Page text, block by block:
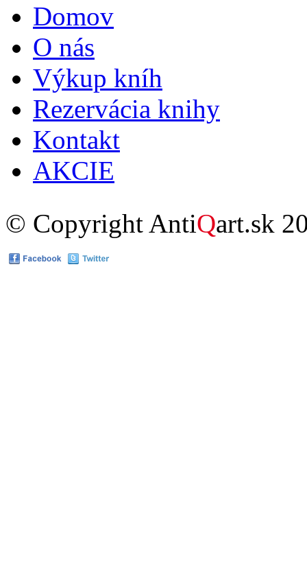
Hlavné menu
Domov
O nás
Výkup kníh
Rezervácia knihy
Kontakt
AKCIE
© Copyright AntiQart.sk